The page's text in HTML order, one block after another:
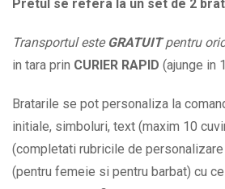
voastra
alegere
BPC626
quantity
Pretul se refera la un set de 2
Transportul esteGRATUITpentru
in tara prin CURIER RAPID (ajunge in
Bratarile se pot personaliza la
initiale, simboluri, text (maxim 10
(completati rubricile de
(pentru femeie si pentru barbat) cu